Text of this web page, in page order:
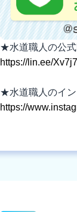
★水道職人の公式
https://lin.ee/
★水道職人のイン
https://